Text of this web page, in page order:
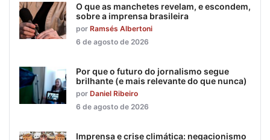
O que as manchetes revelam, e escondem,
sobre a imprensa brasileira
por Ramsés Albertoni
6 de agosto de 2026
Por que o futuro do jornalismo segue
brilhante (e mais relevante do que nunca)
por Daniel Ribeiro
6 de agosto de 2026
Imprensa e crise climática: negacionismo